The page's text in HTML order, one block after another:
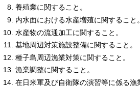
養殖業に関すること。
内水面における水産増殖に関すること。
水産物の流通加工に関すること。
基地周辺対策施設整備に関すること。
種子島周辺漁業対策に関すること。
漁業調整に関すること。
在日米軍及び自衛隊の演習等に係る漁